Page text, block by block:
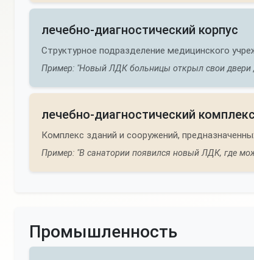
лечебно-диагностический корпус
Структурное подразделение медицинского
Пример: "Новый ЛДК больницы открыл свои двери
лечебно-диагностический комплекс
Комплекс зданий и сооружений,
Пример: "В санатории появился новый ЛДК, где
Промышленность